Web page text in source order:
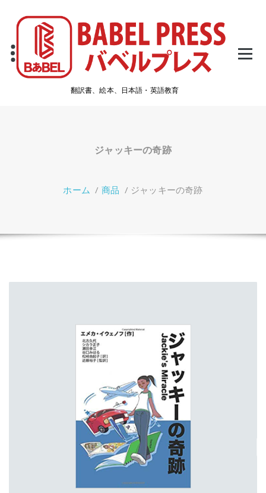
翻訳書、絵本、日本語・英語教育
ジャッキーの奇跡
ホーム / 商品 / ジャッキーの奇跡